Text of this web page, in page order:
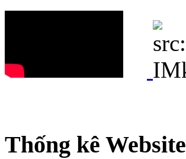
Thống kê Website